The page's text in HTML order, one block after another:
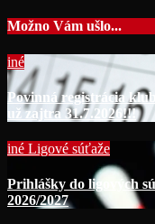
Možno Vám ušlo...
iné
Povinná registrácia
už zajtra 31.7.2026!!!
iné Ligové súťaže
Prihlášky do ligových
2026/2027